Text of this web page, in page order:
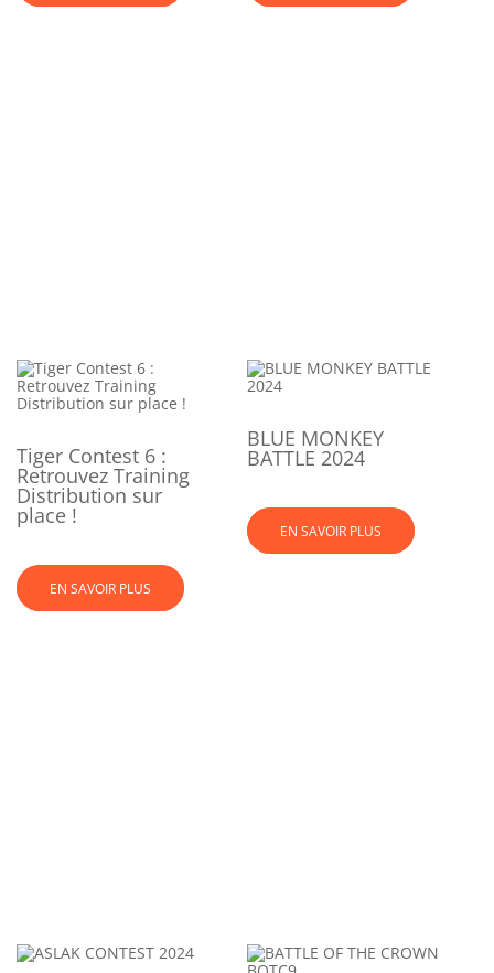
Tiger Contest 6 :
Retrouvez Training
Distribution sur
place !
EN SAVOIR PLUS
BLUE MONKEY
BATTLE 2024
EN SAVOIR PLUS